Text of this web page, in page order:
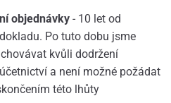
objednávky- 10 let od
Po tuto dobu jsme
kvůli dodržení
a není možné požádat
této lhůty